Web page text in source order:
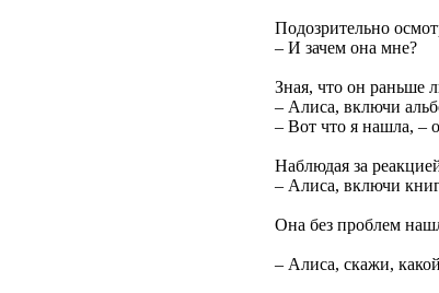
Подозрительно
– И зачем она мне?
Зная, что он раньше
– Алиса, включи
– Вот что я нашла, –
Наблюдая за
– Алиса, включи
Она без проблем
– Алиса, скажи,